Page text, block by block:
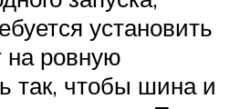
установить
на ровную
так, чтобы шина и